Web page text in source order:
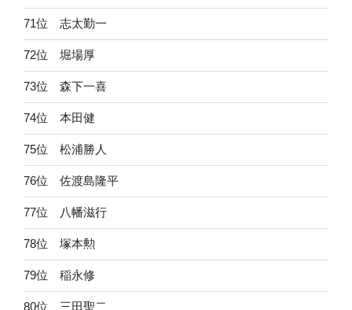
71位 志太勤一
72位 堀場厚
73位 森下一喜
74位 本田健
75位 松浦勝人
76位 佐渡島隆平
77位 八幡滋行
78位 塚本勲
79位 稲永修
80位 三田聖二